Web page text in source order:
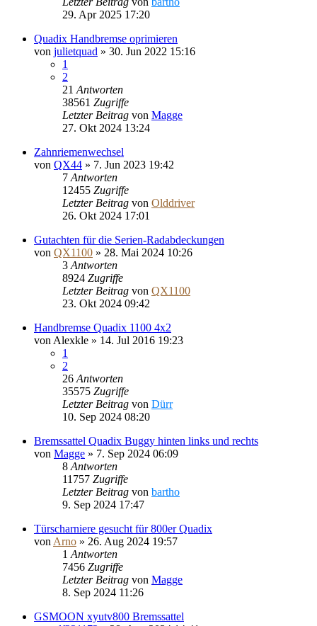
29. Apr 2025 17:20
Quadix Handbremse oprimieren
von julietquad » 30. Jun 2022 15:16
1
2
21 Antworten
38561 Zugriffe
Letzter Beitrag von Magge
27. Okt 2024 13:24
Zahnriemenwechsel
von QX44 » 7. Jun 2023 19:42
7 Antworten
12455 Zugriffe
Letzter Beitrag von Olddriver
26. Okt 2024 17:01
Gutachten für die Serien-Radabdeckungen
von QX1100 » 28. Mai 2024 10:26
3 Antworten
8924 Zugriffe
Letzter Beitrag von QX1100
23. Okt 2024 09:42
Handbremse Quadix 1100 4x2
von Alexkle » 14. Jul 2016 19:23
1
2
26 Antworten
35575 Zugriffe
Letzter Beitrag von Dürr
10. Sep 2024 08:20
Bremssattel Quadix Buggy hinten links und rechts
von Magge » 7. Sep 2024 06:09
8 Antworten
11757 Zugriffe
Letzter Beitrag von bartho
9. Sep 2024 17:47
Türscharniere gesucht für 800er Quadix
von Arno » 26. Aug 2024 19:57
1 Antworten
7456 Zugriffe
Letzter Beitrag von Magge
8. Sep 2024 11:26
GSMOON xyutv800 Bremssattel